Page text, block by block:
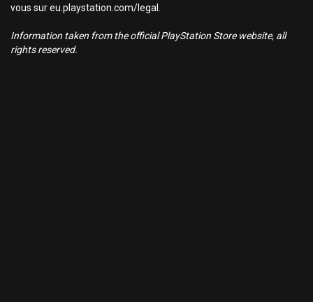
vous sur eu.playstation.com/legal.
Information taken from the official PlayStation Store website, all
rights reserved.